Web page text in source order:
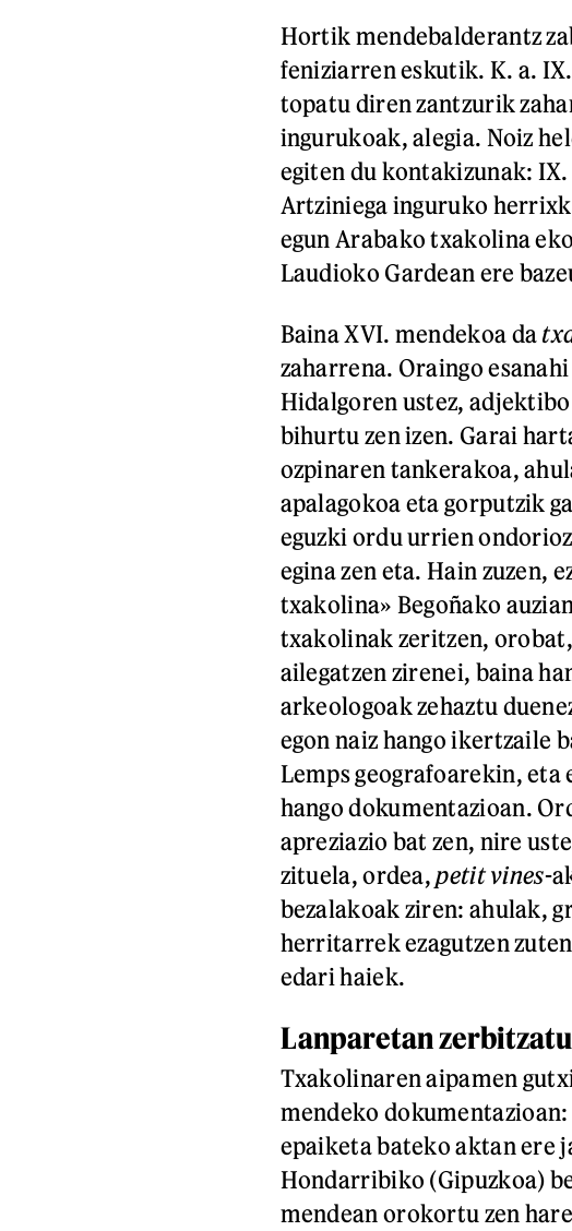
Hortik mendebalderantz
feniziarren eskutik. K. a.
topatu diren zantzurik
ingurukoak, alegia. Noiz
egiten du kontakizunak:
Artziniega inguruko
egun Arabako txakolina
Laudioko Gardean ere
Baina XVI. mendekoa da
zaharrena. Oraingo
Hidalgoren ustez, adjektibo
bihurtu zen izen. Garai
ozpinaren tankerakoa,
apalagokoa eta gorputzik
eguzki ordu urrien
egina zen eta. Hain zuzen,
txakolina» Begoñako
txakolinak zeritzen,
ailegatzen zirenei, baina
arkeologoak zehaztu
egon naiz hango ikertzaile
Lemps geografoarekin,
hango dokumentazioan.
apreziazio bat zen, nire
zituela, ordea,petit vines-
bezalakoak ziren: ahulak,
herritarrek ezagutzen
edari haiek.
Lanparetan
Txakolinaren aipamen
mendeko
epaiketa bateko aktan ere
Hondarribiko (Gipuzkoa)
mendean orokortu zen